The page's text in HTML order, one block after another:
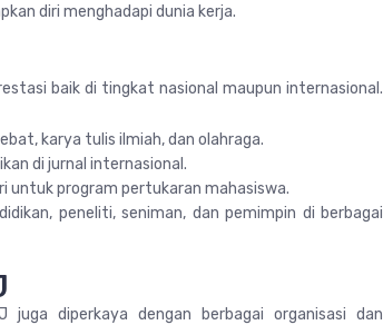
diri menghadapi dunia kerja.
baik di tingkat nasional maupun internasional.
karya tulis ilmiah, dan olahraga.
di jurnal internasional.
untuk program pertukaran mahasiswa.
peneliti, seniman, dan pemimpin di berbagai
juga diperkaya dengan berbagai organisasi dan